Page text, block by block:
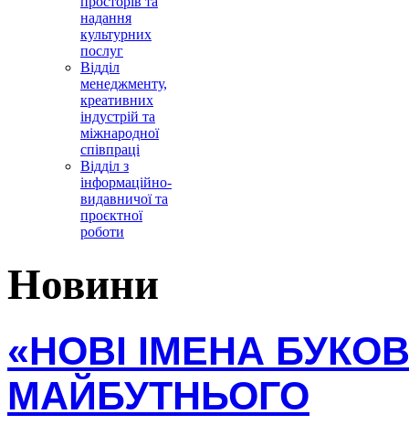
надання
культурних
послуг
Відділ
менеджменту,
креативних
індустрій та
міжнародної
співпраці
Відділ з
інформаційно-
видавничої та
проєктної
роботи
Новини
«НОВІ ІМЕНА
МАЙБУТНЬОГО